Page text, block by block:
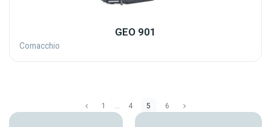
GEO 901
Comacchio
1 4 5 6